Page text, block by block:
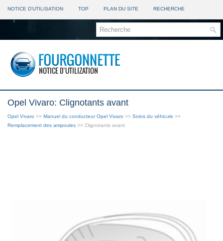
NOTICE D'UTILISATION TOP PLAN DU SITE RECHERCHE
Opel Vivaro: Clignotants avant
Opel Vivaro >> Manuel du conducteur Opel Vivaro >> Soins du véhicule >>
Remplacement des ampoules >> Clignotants avant